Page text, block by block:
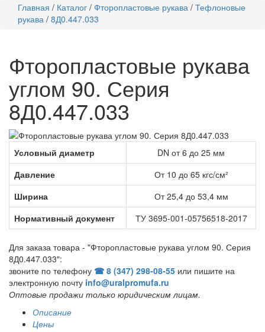
Главная / Каталог / Фторопластовые рукава / Тефлоновые
рукава / 8Д0.447.033
Фторопластовые рукава
углом 90. Серия
8Д0.447.033
Условный диаметр
DN от 6 до 25 мм
Давление
От 10 до 65 кгс/см²
Ширина
От 25,4 до 53,4 мм
Нормативный документ
ТУ 3695-001-05756518-2017
Для заказа товара - "Фторопластовые рукава углом 90. Серия
8Д0.447.033":
звоните по телефону ☎ 8 (347) 298‑08‑55 или пишите на
электронную почту info@uralpromufa.ru
Оптовые продажи только юридическим лицам.
Описание
Цены